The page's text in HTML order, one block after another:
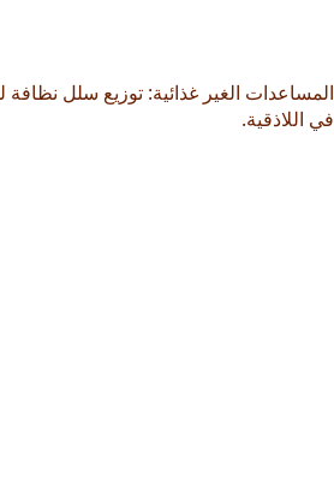
المساعدات الغير غذائية: توزيع سلل نظافة
في اللاذقية.